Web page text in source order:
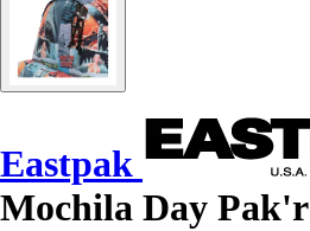
Eastpak
Mochila Day Pak'r